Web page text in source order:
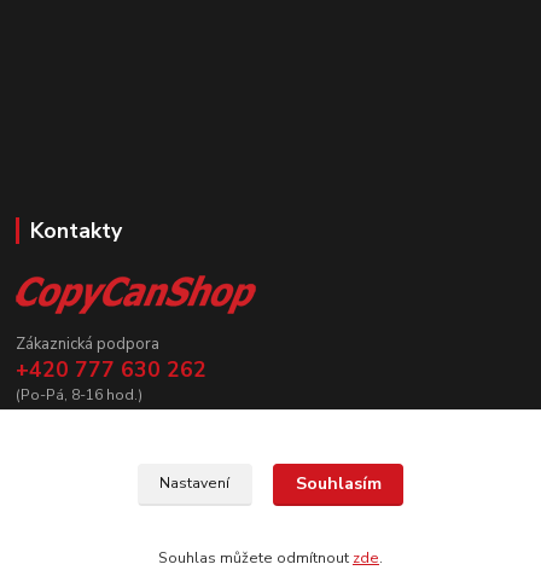
Kontakty
Zákaznická podpora
+420 777 630 262
(Po-Pá, 8-16 hod.)
Nastavení Souhlasím
Souhlas můžete odmítnout zde.